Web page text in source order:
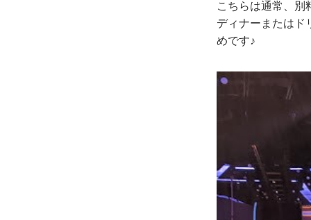
こちらは通常、別
ディナーまたはド
めです♪